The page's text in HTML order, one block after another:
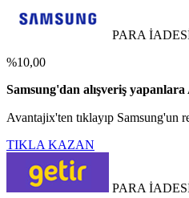
PARA
%10,00
Samsung'dan alışveriş
Avantajix'ten tıklayıp Samsung'un
TIKLA KAZAN
PARA